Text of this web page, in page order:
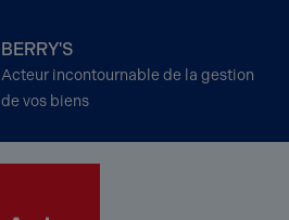
BERRY'S
Acteur incontournable de la gestion
de vos biens